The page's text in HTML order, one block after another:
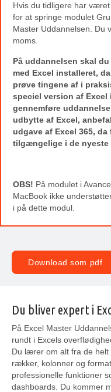
Hvis du tidligere har
for at springe modulet
Master Uddannelsen. Du
moms.
På uddannelsen skal
med Excel installeret,
prøve tingene af i
speciel version af
gennemføre
udbytte af Excel,
udgave af Excel 365,
tilgængelige i de nyeste
OBS! På modulet i
MacBook ikke
i på dette modul.
Download som pdf
Du bliver expert i
På Excel Master
rundt i Excels
Du lærer om alt fra de
rækker, kolonner og
professionelle funktioner
dashboards. Du kommer